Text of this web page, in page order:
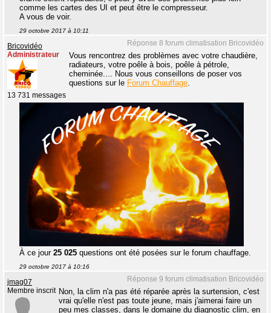
comme les cartes des UI et peut être le compresseur.
A vous de voir.
29 octobre 2017 à 10:11
Réponse 8 forum climatisation Bricovidéo
Bricovidéo
Administrateur
13 731 messages
Vous rencontrez des problèmes avec votre chaudière,
radiateurs, votre poêle à bois, poêle à pétrole,
cheminée.... Nous vous conseillons de poser vos
questions sur le Forum Chauffage
À ce jour 25 025 questions ont été posées sur le forum chauffage.
29 octobre 2017 à 10:16
Réponse 9 forum climatisation Bricovidéo
jmag07
Membre inscrit Non, la clim n'a pas été réparée après la surtension, c'est
vrai qu'elle n'est pas toute jeune, mais j'aimerai faire un
peu mes classes, dans le domaine du diagnostic clim, en